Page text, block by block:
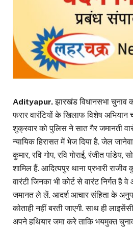
Adityapur.झारखंड विधानसभा चुनाव
फरार वारंटियों के खिलाफ विशेष अभियान
शुक्रवार को पुलिस ने सात गैर जमानती
न्यायिक हिरासत में भेज दिया है. जेल
कुमार, रवि गोप, रवि गोराई, रंजीत पांडेय,
शामिल हैं. आदित्यपुर थाना प्रभारी
वारंटी जिनका भी कोर्ट से वारंट निर्गत
जमानत ले लें. आदर्श आचार संहिता के
कोताही नहीं बरती जाएगी. साथ ही
अपने हथियार जमा करे ताकि भयमुक्त